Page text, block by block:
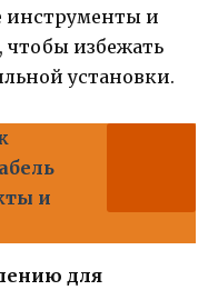
инструменты и
чтобы избежать
установки.
и
для